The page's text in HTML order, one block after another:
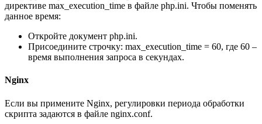
директиве max_execution_time в файле php.ini. Чтобы поменять
данное время:
Откройте документ php.ini.
Присоедините строчку: max_execution_time = 60, где 60 –
время выполнения запроса в секундах.
Nginx
Если вы примените Nginx, регулировки периода обработки
скрипта задаются в файле nginx.conf.